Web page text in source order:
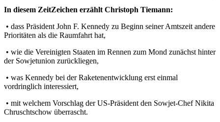
In diesem ZeitZeichen erzählt Christoph Tiemann:
• dass Präsident John F. Kennedy zu Beginn seiner Amtszeit andere
Prioritäten als die Raumfahrt hat,
• wie die Vereinigten Staaten im Rennen zum Mond zunächst hinter
der Sowjetunion zurückliegen,
• was Kennedy bei der Raketenentwicklung erst einmal
vordringlich interessiert,
• mit welchem Vorschlag der US-Präsident den Sowjet-Chef Nikita
Chruschtschow überrascht.